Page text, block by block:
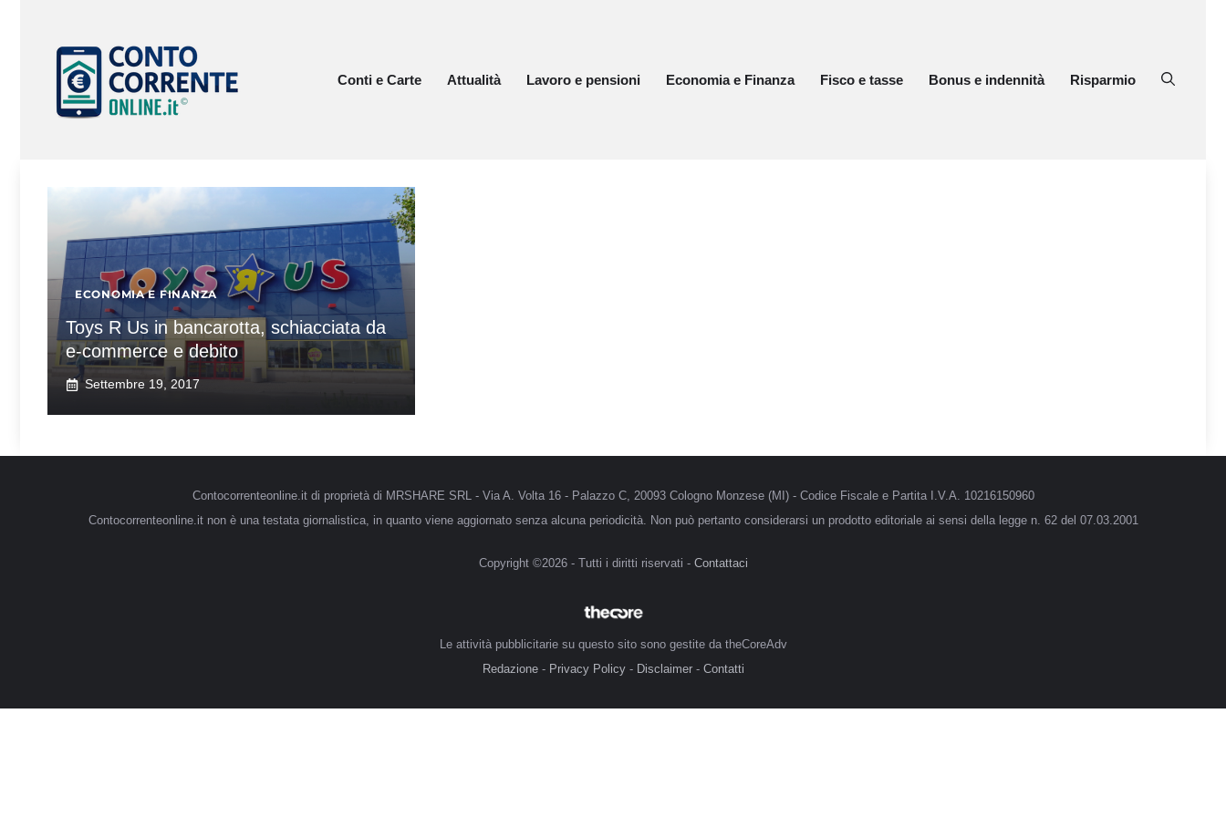
contenuto
Conti e Carte
Attualità Lavoro e pensioni Economia e Finanza Fisco e tasse Bonus e indennità Risparmio
ECONOMIA E FINANZA
Toys R Us in bancarotta, schiacciata da
e-commerce e debito
Settembre 19, 2017
Contocorrenteonline.it di proprietà di MRSHARE SRL - Via A. Volta 16 - Palazzo C, 20093 Cologno Monzese (MI) - Codice Fiscale e Partita I.V.A. 10216150960
Contocorrenteonline.it non è una testata giornalistica, in quanto viene aggiornato senza alcuna periodicità. Non può pertanto considerarsi un prodotto editoriale ai sensi della legge n. 62 del 07.03.2001
Copyright ©2026 - Tutti i diritti riservati - Contattaci
Le attività pubblicitarie su questo sito sono gestite da theCoreAdv
Redazione- Privacy Policy- Disclaimer- Contatti